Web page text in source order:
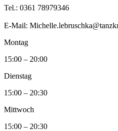
Tel.: 0361 78979346
E-Mail:
Montag
15:00 – 20:00
Dienstag
15:00 – 20:30
Mittwoch
15:00 – 20:30